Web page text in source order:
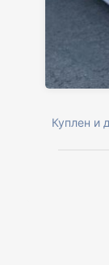
Куплен и